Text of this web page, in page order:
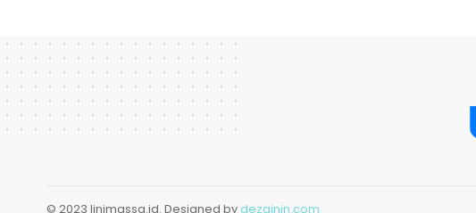
© 2023 linimassa.id. Designed by dezainin.com